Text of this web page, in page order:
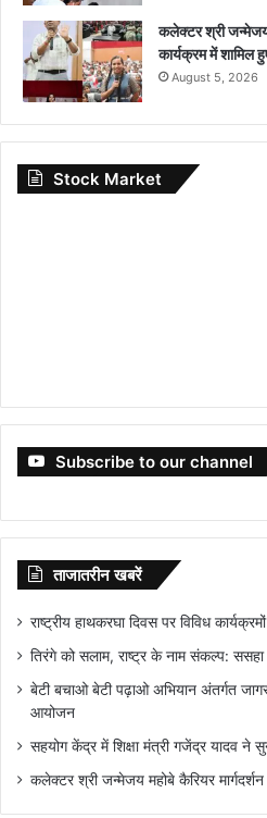
कलेक्टर श्री जन्मेजय
कार्यक्रम में शामिल
August 5, 2026
Stock Market
Subscribe to our channel
ताजातरीन खबरें
राष्ट्रीय हाथकरघा दिवस पर विविध
तिरंगे को सलाम, राष्ट्र के नाम संकल्प: ससहा
बेटी बचाओ बेटी पढ़ाओ अभियान अंतर्गत
आयोजन
सहयोग केंद्र में शिक्षा मंत्री गजेंद्र यादव ने
कलेक्टर श्री जन्मेजय महोबे कैरियर